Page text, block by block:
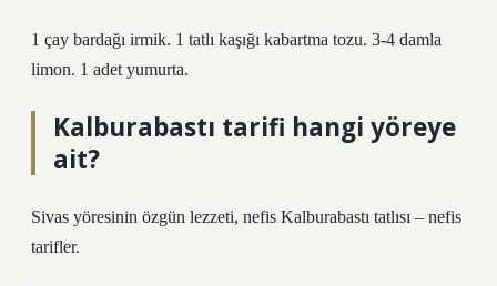
1 çay bardağı irmik. 1 tatlı kaşığı kabartma tozu. 3-4 damla
limon. 1 adet yumurta.
Kalburabastı tarifi hangi yöreye
ait?
Sivas yöresinin özgün lezzeti, nefis Kalburabastı tatlısı – nefis
tarifler.